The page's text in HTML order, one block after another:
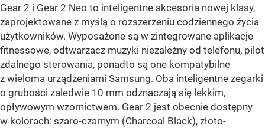
Gear 2 i Gear 2 Neo to inteligentne akcesoria nowej klasy,
zaprojektowane z myślą o rozszerzeniu codziennego życia
użytkowników. Wyposażone są w zintegrowane aplikacje
fitnessowe, odtwarzacz muzyki niezależny od telefonu, pilot
zdalnego sterowania, ponadto są one kompatybilne
z wieloma urządzeniami Samsung. Oba inteligentne zegarki
o grubości zaledwie 10 mm odznaczają się lekkim,
opływowym wzornictwem. Gear 2 jest obecnie dostępny
w kolorach: szaro-czarnym (Charcoal Black), złoto-